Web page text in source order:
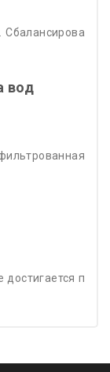
Сбалансирова
вод
п